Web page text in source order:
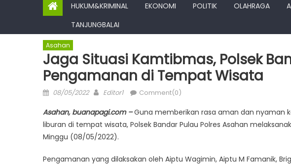
HUKUM&KRIMINAL EKONOMI POLITIK OLAHRAGA
TANJUNGBALAI
Asahan
Jaga Situasi Kamtibmas, Polsek
Pengamanan di Tempat Wisata
Posted
08/05/2022 Author
Editor1 Comment(0)
Asahan, buanapagi.com –Guna memberikan rasa aman dan nyaman
liburan di tempat wisata, Polsek Bandar Pulau Polres Asahan
Minggu (08/05/2022).
Pengamanan yang dilaksakan oleh Aiptu Wagimin, Aiptu M Famanik,